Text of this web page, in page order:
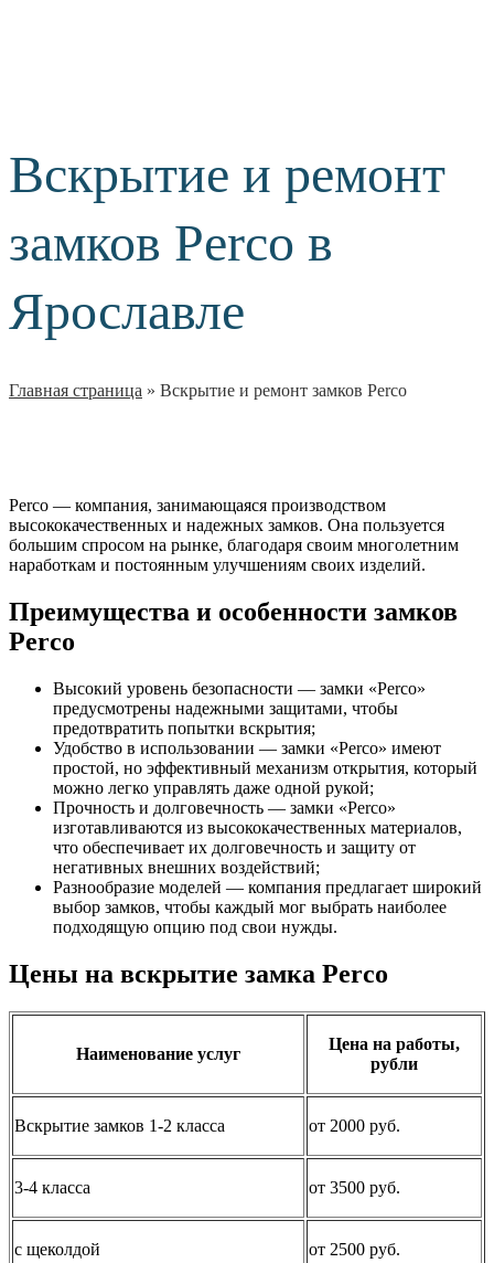
Вскрытие и ремонт
замков Perco в
Ярославле
Главная страница » Вскрытие и ремонт замков Perco
Perco — компания, занимающаяся производством
высококачественных и надежных замков. Она пользуется
большим спросом на рынке, благодаря своим многолетним
наработкам и постоянным улучшениям своих изделий.
Преимущества и особенности замков
Perco
Высокий уровень безопасности — замки «Perco»
предусмотрены надежными защитами, чтобы
предотвратить попытки вскрытия;
Удобство в использовании — замки «Perco» имеют
простой, но эффективный механизм открытия, который
можно легко управлять даже одной рукой;
Прочность и долговечность — замки «Perco»
изготавливаются из высококачественных материалов,
что обеспечивает их долговечность и защиту от
негативных внешних воздействий;
Разнообразие моделей — компания предлагает широкий
выбор замков, чтобы каждый мог выбрать наиболее
подходящую опцию под свои нужды.
Цены на вскрытие замка Perco
Наименование услуг
Цена на работы,
рубли
Вскрытие замков 1-2 класса от 2000 руб.
3-4 класса от 3500 руб.
с щеколдой от 2500 руб.